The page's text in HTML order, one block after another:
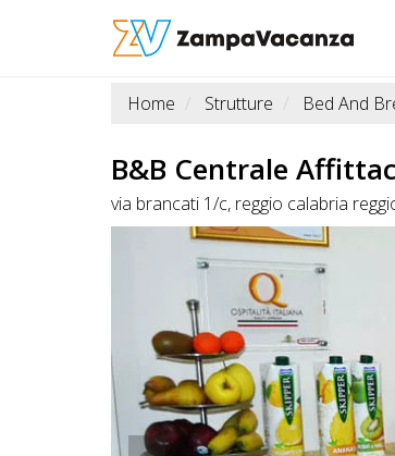
STRUTTURE
OFFERTE
Home Strutture Bed And
B&B Centrale
via brancati 1/c, reggio calabria